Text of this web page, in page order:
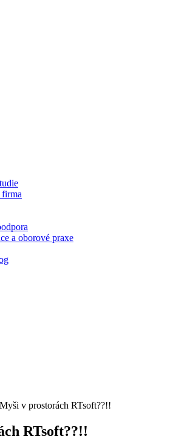
a oborové praxe
Myši v prostorách RTsoft??!!
RTsoft??!!